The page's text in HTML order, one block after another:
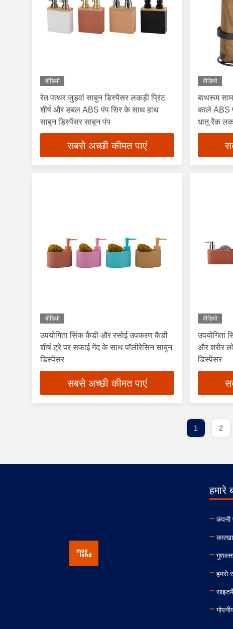
वीडियो
रेत पत्थर जुड़वां साबुन डिस्पेंसर लकड़ी प्रिंट
शीर्ष और डबल ABS पंप सिर के साथ हाथ
साबुन डिस्पेंसर साबुन पंप
सबसे अच्छी कीमत पाएं
वीडियो
बाथरूम
काले ABS
धातु रैक
वीडियो
उपयोगिता सिंक कैडी और रसोई उपकरण कैडी
शीर्ष ट्रे पर सफाई गेंद के साथ पॉलीरेसिन साबुन
डिस्पेंसर
सबसे अच्छी कीमत पाएं
वीडियो
उपयोगिता
और शरीर
डिस्पेंसर
1 2
हमारे
कंपनी
हमसे